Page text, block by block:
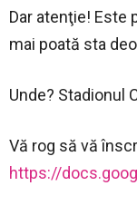
Dar atenţie! Este
mai poată sta
Unde? Stadionul
Vă rog să vă
https://